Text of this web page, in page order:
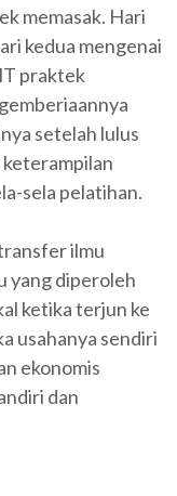
memasak. Hari
kedua mengenai
praktek
setelah lulus
keterampilan
sela pelatihan.
ilmu
yang diperoleh
ketika terjun ke
usahanya sendiri
ekonomis
dan